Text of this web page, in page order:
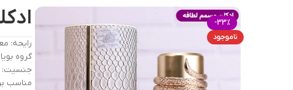
-33%
ناموجود
رایحه:
گروه
جنسیت:
مناسب